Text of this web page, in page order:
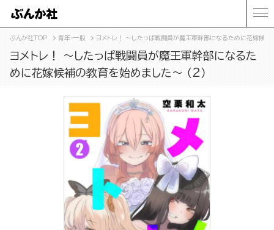
ぶんか社TOP 青年・一般 ヨメトレ！ ～したっぱ戦闘員が魔王軍幹部になるために花嫁候補
ヨメトレ！ ～したっぱ戦闘員が魔王軍幹部になるた
めに花嫁候補の教育を始めました～ （2）